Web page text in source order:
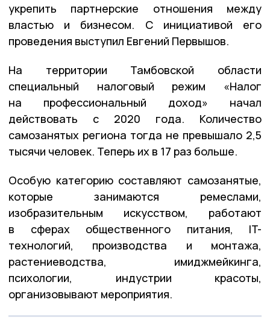
укрепить партнерские отношения между
властью и бизнесом. С инициативой его
проведения выступил Евгений Первышов.
На территории Тамбовской области
специальный налоговый режим «Налог
на профессиональный доход» начал
действовать с 2020 года. Количество
самозанятых региона тогда не превышало 2,5
тысячи человек. Теперь их в 17 раз больше.
Особую категорию составляют самозанятые,
которые занимаются ремеслами,
изобразительным искусством, работают
в сферах общественного питания, IT-
технологий, производства и монтажа,
растениеводства, имиджмейкинга,
психологии, индустрии красоты,
организовывают мероприятия.